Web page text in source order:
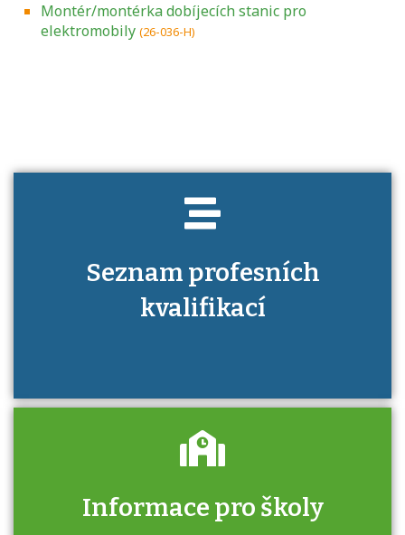
Montér/montérka dobíjecích stanic pro
elektromobily (26-036-H)
Seznam profesních
kvalifikací
Projděte si seznam profesních kvalifikací.
Informace pro školy
Zjistěte, jak se přihlásit ke zkoušce a kde